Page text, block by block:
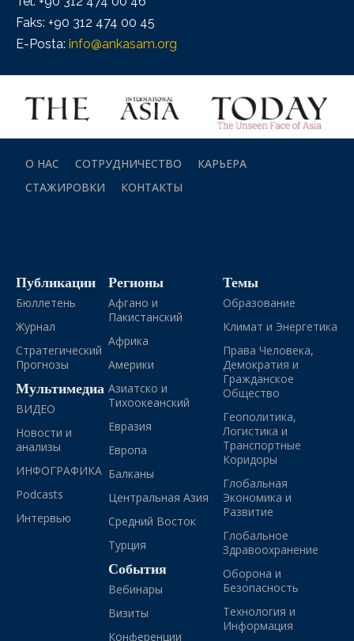
Faks: +90 312 474 00 45
E-Posta: info@ankasam.org
О НАС СОТРУДНИЧЕСТВО
КАРЬЕРА
СТАЖИРОВКИ
КОНТАКТЫ
Публикации
Бюллетень
Журнал
Стратегический
Прогнозы
Мультимедиа
ВИДЕО
Новости и
анализы
ИНФОГРАФИКА
Podcasts
Интервью
Регионы
Афгано и
Пакистанский
Африка
Америки
Азиатско и
Тихоокеанский
Евразия
Европа
Балканы
Центральная Азия
Средний Восток
Турция
События
Вебинары
Визиты
Конференции
Темы
Образование
Климат и Энергетика
Права Человека,
Демократия и
Гражданское
Общество
Геополитика,
Логистика и
Транспортные
Коридоры
Глобальная
Экономика и
Развитие
Глобальное
Здравоохранение
Оборона и
Безопасность
Технология и
Информация